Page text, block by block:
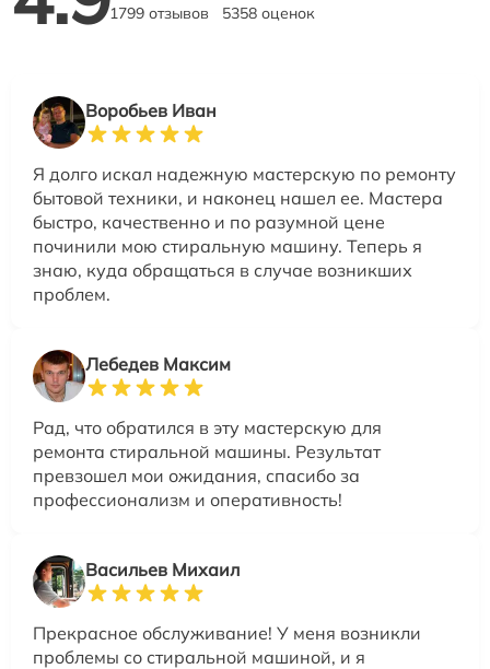
1799 отзывов 5358 оценок
Воробьев Иван
Я долго искал надежную мастерскую по ремонту
бытовой техники, и наконец нашел ее. Мастера
быстро, качественно и по разумной цене
починили мою стиральную машину. Теперь я
знаю, куда обращаться в случае возникших
проблем.
Лебедев Максим
Рад, что обратился в эту мастерскую для
ремонта стиральной машины. Результат
превзошел мои ожидания, спасибо за
профессионализм и оперативность!
Васильев Михаил
Прекрасное обслуживание! У меня возникли
проблемы со стиральной машиной, и я